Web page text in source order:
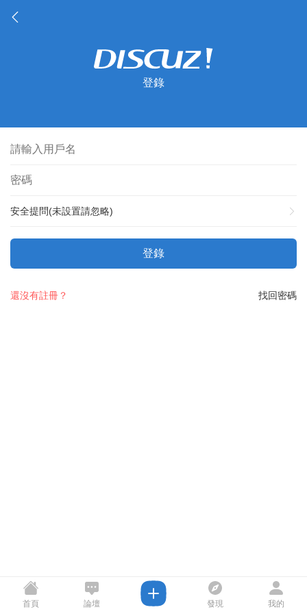
登錄
安全提問(未設置請忽略)
登錄
找回密碼
還沒有註冊？
首頁 論壇 發現 我的